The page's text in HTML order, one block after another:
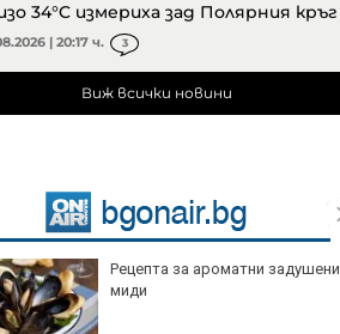
34°C измериха зад Полярния кръг
| 20:17 ч. 3
Виж всички новини
Рецепта за ароматни задушени
миди